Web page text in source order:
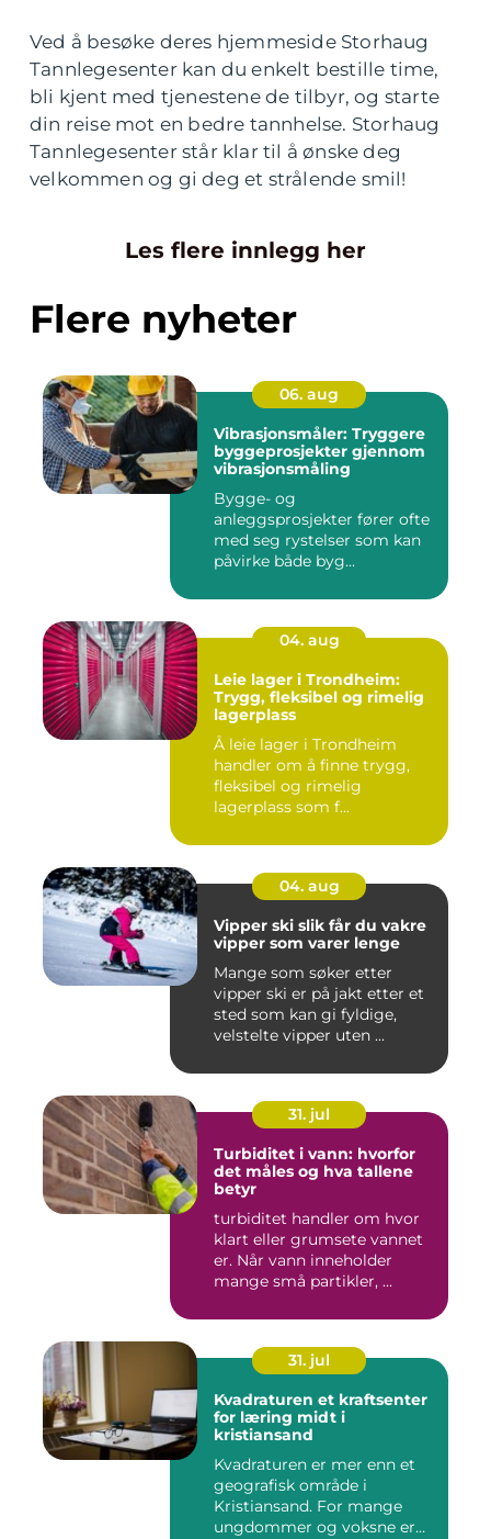
Ved å besøke deres hjemmeside Storhaug
Tannlegesenter kan du enkelt bestille time,
bli kjent med tjenestene de tilbyr, og starte
din reise mot en bedre tannhelse. Storhaug
Tannlegesenter står klar til å ønske deg
velkommen og gi deg et strålende smil!
Les flere innlegg her
Flere nyheter
06. aug
Vibrasjonsmåler: Tryggere
byggeprosjekter gjennom
vibrasjonsmåling
Bygge- og
anleggsprosjekter fører ofte
med seg rystelser som kan
påvirke både byg...
04. aug
Leie lager i Trondheim:
Trygg, fleksibel og rimelig
lagerplass
Å leie lager i Trondheim
handler om å finne trygg,
fleksibel og rimelig
lagerplass som f...
04. aug
Vipper ski slik får du vakre
vipper som varer lenge
Mange som søker etter
vipper ski er på jakt etter et
sted som kan gi fyldige,
velstelte vipper uten ...
31. jul
Turbiditet i vann: hvorfor
det måles og hva tallene
betyr
turbiditet handler om hvor
klart eller grumsete vannet
er. Når vann inneholder
mange små partikler, ...
31. jul
Kvadraturen et kraftsenter
for læring midt i
kristiansand
Kvadraturen er mer enn et
geografisk område i
Kristiansand. For mange
ungdommer og voksne er